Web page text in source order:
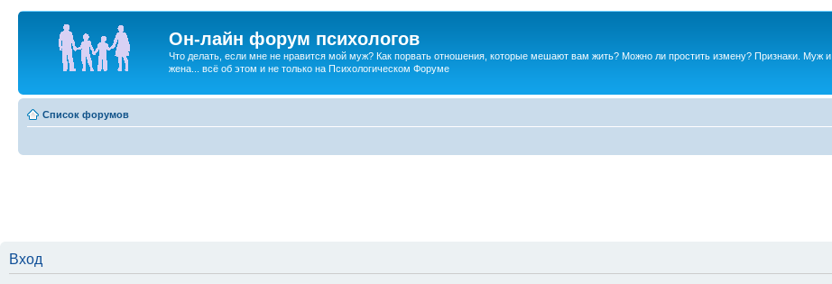
Он-лайн форум психологов
Что делать, если мне не нравится мой муж? Как порвать отношения, которые мешают вам жить? Можно ли простить измену? Признаки. Муж и
жена... всё об этом и не только на Психологическом Форуме
Список форумов
Вход